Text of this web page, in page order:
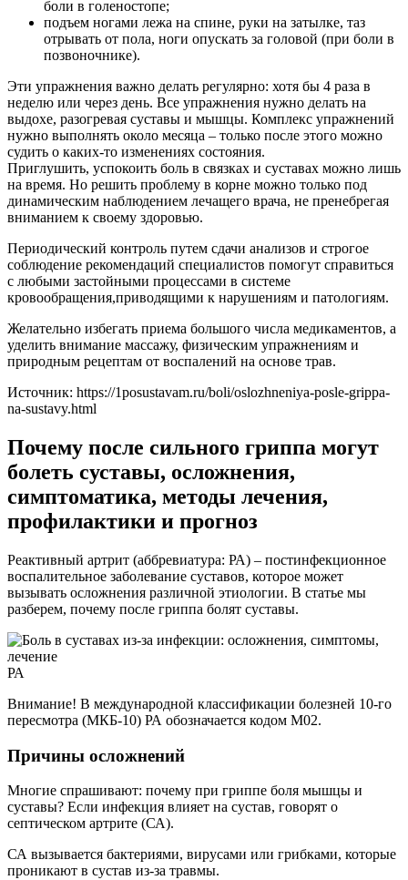
боли в голеностопе;
подъем ногами лежа на спине, руки на затылке, таз
отрывать от пола, ноги опускать за головой (при боли в
позвоночнике).
Эти упражнения важно делать регулярно: хотя бы 4 раза в
неделю или через день. Все упражнения нужно делать на
выдохе, разогревая суставы и мышцы. Комплекс упражнений
нужно выполнять около месяца – только после этого можно
судить о каких-то изменениях состояния.
Приглушить, успокоить боль в связках и суставах можно лишь
на время. Но решить проблему в корне можно только под
динамическим наблюдением лечащего врача, не пренебрегая
вниманием к своему здоровью.
Периодический контроль путем сдачи анализов и строгое
соблюдение рекомендаций специалистов помогут справиться
с любыми застойными процессами в системе
кровообращения,приводящими к нарушениям и патологиям.
Желательно избегать приема большого числа медикаментов, а
уделить внимание массажу, физическим упражнениям и
природным рецептам от воспалений на основе трав.
Источник: https://1posustavam.ru/boli/oslozhneniya-posle-grippa-
na-sustavy.html
Почему после сильного гриппа могут
болеть суставы, осложнения,
симптоматика, методы лечения,
профилактики и прогноз
Реактивный артрит (аббревиатура: РА) – постинфекционное
воспалительное заболевание суставов, которое может
вызывать осложнения различной этиологии. В статье мы
разберем, почему после гриппа болят суставы.
РА
Внимание! В международной классификации болезней 10-го
пересмотра (МКБ-10) РА обозначается кодом M02.
Причины осложнений
Многие спрашивают: почему при гриппе боля мышцы и
суставы? Если инфекция влияет на сустав, говорят о
септическом артрите (СА).
СА вызывается бактериями, вирусами или грибками, которые
проникают в сустав из-за травмы.